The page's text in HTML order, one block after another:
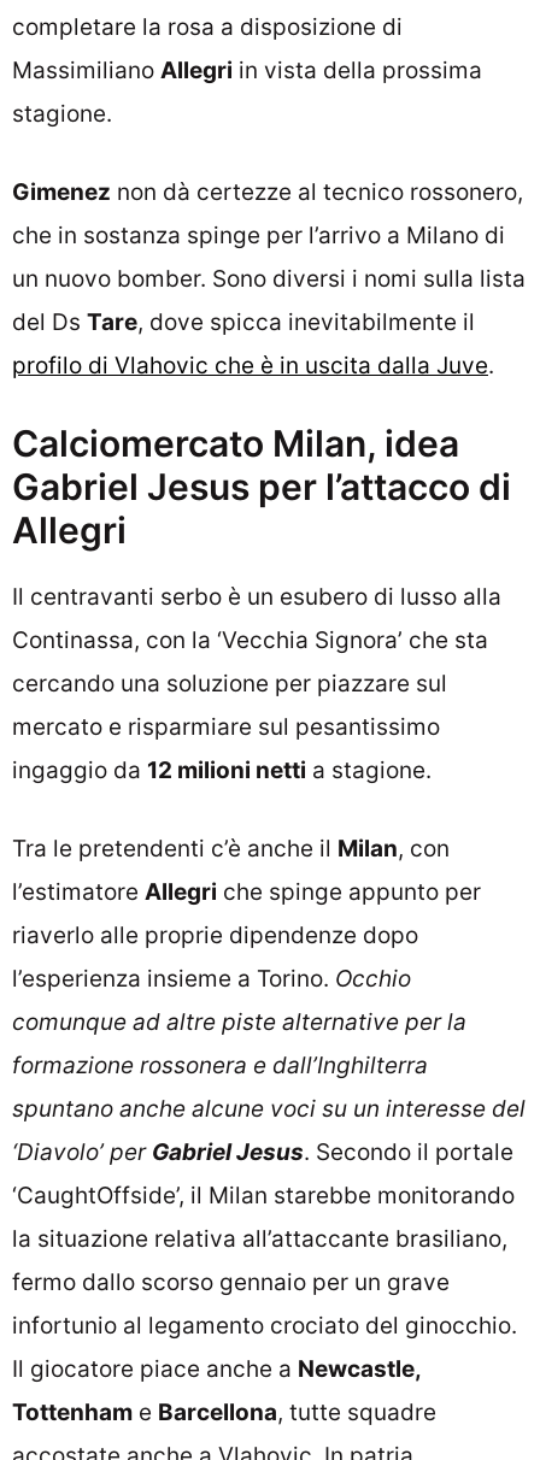
completare la rosa a disposizione di
Massimiliano Allegri in vista della prossima
stagione.
Gimenez non dà certezze al tecnico rossonero,
che in sostanza spinge per l’arrivo a Milano di
un nuovo bomber. Sono diversi i nomi sulla lista
del Ds Tare, dove spicca inevitabilmente il
profilo di Vlahovic che è in uscita dalla Juve.
Calciomercato Milan, idea
Gabriel Jesus per l’attacco di
Allegri
Il centravanti serbo è un esubero di lusso alla
Continassa, con la ‘Vecchia Signora’ che sta
cercando una soluzione per piazzare sul
mercato e risparmiare sul pesantissimo
ingaggio da 12 milioni netti a stagione.
Tra le pretendenti c’è anche il Milan, con
l’estimatore Allegri che spinge appunto per
riaverlo alle proprie dipendenze dopo
l’esperienza insieme a Torino. Occhio
comunque ad altre piste alternative per la
formazione rossonera e dall’Inghilterra
spuntano anche alcune voci su un interesse del
‘Diavolo’ per Gabriel Jesus. Secondo il portale
‘CaughtOffside’, il Milan starebbe monitorando
la situazione relativa all’attaccante brasiliano,
fermo dallo scorso gennaio per un grave
infortunio al legamento crociato del ginocchio.
Il giocatore piace anche a Newcastle,
Tottenham e Barcellona, tutte squadre